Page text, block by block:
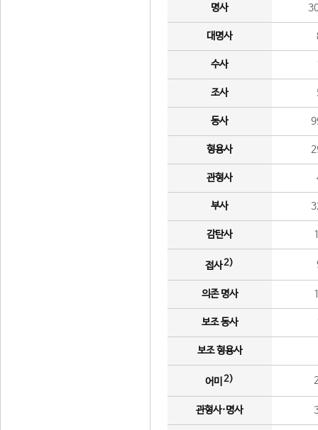
명사
대명사
수사
조사
동사
형용사
관형사
부사
감탄사
접사2)
의존 명사
보조 동사
보조 형용사
어미 2)
관형사·명사